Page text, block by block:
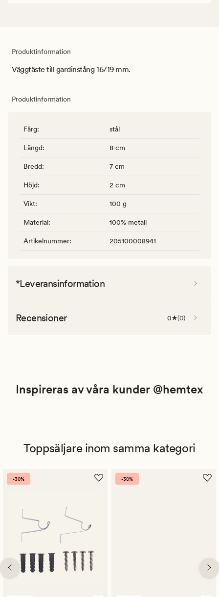
Produktinformation
Väggfäste till gardinstång 16/19 mm.
Produktinformation
Färg: stål
Längd: 8 cm
Bredd: 7 cm
Höjd: 2 cm
Vikt: 100 g
Material: 100% metall
Artikelnummer: 205100008941
*Leveransinformation
Recensioner 0 (0)
Inspireras av våra kunder @hemtex
Toppsäljare inom samma kategori
-30% -30%